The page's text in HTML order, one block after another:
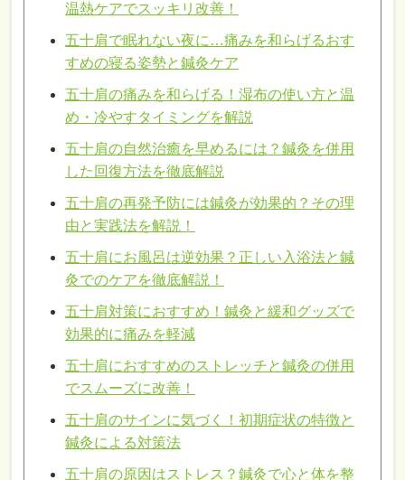
温熱ケアでスッキリ改善！
五十肩で眠れない夜に…痛みを和らげるおす
すめの寝る姿勢と鍼灸ケア
五十肩の痛みを和らげる！湿布の使い方と温
め・冷やすタイミングを解説
五十肩の自然治癒を早めるには？鍼灸を併用
した回復方法を徹底解説
五十肩の再発予防には鍼灸が効果的？その理
由と実践法を解説！
五十肩にお風呂は逆効果？正しい入浴法と鍼
灸でのケアを徹底解説！
五十肩対策におすすめ！鍼灸と緩和グッズで
効果的に痛みを軽減
五十肩におすすめのストレッチと鍼灸の併用
でスムーズに改善！
五十肩のサインに気づく！初期症状の特徴と
鍼灸による対策法
五十肩の原因はストレス？鍼灸で心と体を整